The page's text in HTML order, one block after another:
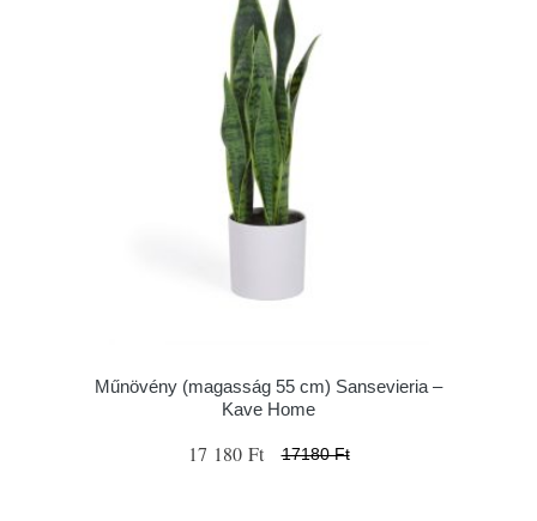
Műnövény (magasság 55 cm) Sansevieria –
Kave Home
17 180 Ft 17180 Ft